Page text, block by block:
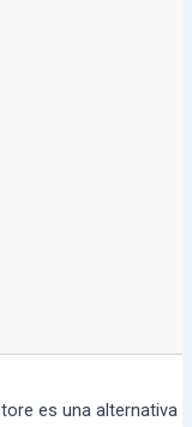
es una alternativa